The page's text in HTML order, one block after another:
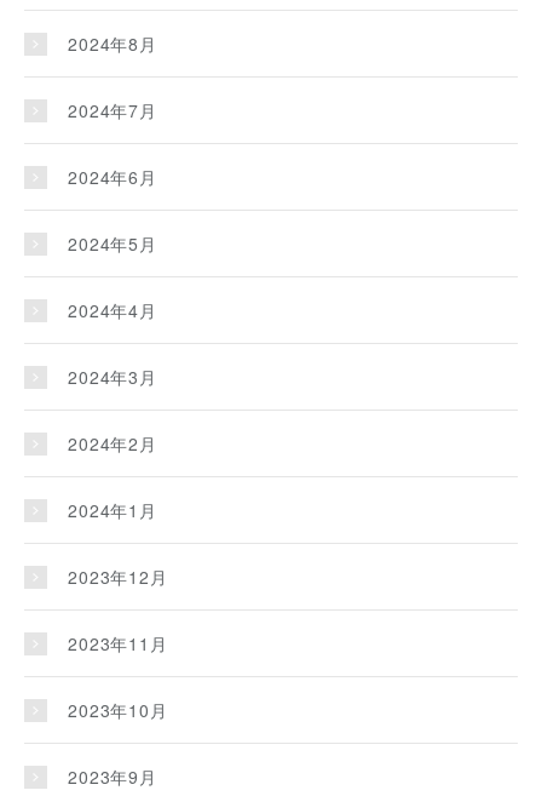
2024年8月
2024年7月
2024年6月
2024年5月
2024年4月
2024年3月
2024年2月
2024年1月
2023年12月
2023年11月
2023年10月
2023年9月